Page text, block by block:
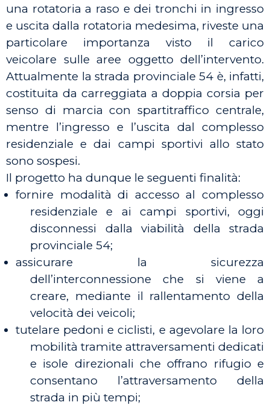
una rotatoria a raso e dei tronchi in ingresso
e uscita dalla rotatoria medesima, riveste una
particolare importanza visto il carico
veicolare sulle aree oggetto dell’intervento.
Attualmente la strada provinciale 54 è, infatti,
costituita da carreggiata a doppia corsia per
senso di marcia con spartitraffico centrale,
mentre l’ingresso e l’uscita dal complesso
residenziale e dai campi sportivi allo stato
sono sospesi.
Il progetto ha dunque le seguenti finalità:
fornire modalità di accesso al complesso
residenziale e ai campi sportivi, oggi
disconnessi dalla viabilità della strada
provinciale 54;
assicurare la sicurezza
dell’interconnessione che si viene a
creare, mediante il rallentamento della
velocità dei veicoli;
tutelare pedoni e ciclisti, e agevolare la loro
mobilità tramite attraversamenti dedicati
e isole direzionali che offrano rifugio e
consentano l’attraversamento della
strada in più tempi;